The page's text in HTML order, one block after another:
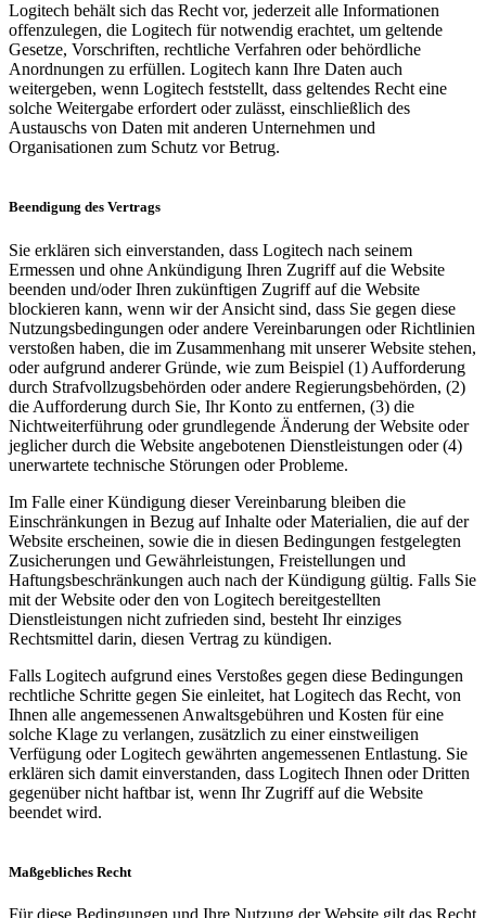
Logitech behält sich das Recht vor, jederzeit alle Informationen
offenzulegen, die Logitech für notwendig erachtet, um geltende
Gesetze, Vorschriften, rechtliche Verfahren oder behördliche
Anordnungen zu erfüllen. Logitech kann Ihre Daten auch
weitergeben, wenn Logitech feststellt, dass geltendes Recht eine
solche Weitergabe erfordert oder zulässt, einschließlich des
Austauschs von Daten mit anderen Unternehmen und
Organisationen zum Schutz vor Betrug.
Beendigung des Vertrags
Sie erklären sich einverstanden, dass Logitech nach seinem
Ermessen und ohne Ankündigung Ihren Zugriff auf die Website
beenden und/oder Ihren zukünftigen Zugriff auf die Website
blockieren kann, wenn wir der Ansicht sind, dass Sie gegen diese
Nutzungsbedingungen oder andere Vereinbarungen oder Richtlinien
verstoßen haben, die im Zusammenhang mit unserer Website stehen,
oder aufgrund anderer Gründe, wie zum Beispiel (1) Aufforderung
durch Strafvollzugsbehörden oder andere Regierungsbehörden, (2)
die Aufforderung durch Sie, Ihr Konto zu entfernen, (3) die
Nichtweiterführung oder grundlegende Änderung der Website oder
jeglicher durch die Website angebotenen Dienstleistungen oder (4)
unerwartete technische Störungen oder Probleme.
Im Falle einer Kündigung dieser Vereinbarung bleiben die
Einschränkungen in Bezug auf Inhalte oder Materialien, die auf der
Website erscheinen, sowie die in diesen Bedingungen festgelegten
Zusicherungen und Gewährleistungen, Freistellungen und
Haftungsbeschränkungen auch nach der Kündigung gültig. Falls Sie
mit der Website oder den von Logitech bereitgestellten
Dienstleistungen nicht zufrieden sind, besteht Ihr einziges
Rechtsmittel darin, diesen Vertrag zu kündigen.
Falls Logitech aufgrund eines Verstoßes gegen diese Bedingungen
rechtliche Schritte gegen Sie einleitet, hat Logitech das Recht, von
Ihnen alle angemessenen Anwaltsgebühren und Kosten für eine
solche Klage zu verlangen, zusätzlich zu einer einstweiligen
Verfügung oder Logitech gewährten angemessenen Entlastung. Sie
erklären sich damit einverstanden, dass Logitech Ihnen oder Dritten
gegenüber nicht haftbar ist, wenn Ihr Zugriff auf die Website
beendet wird.
Maßgebliches Recht
Für diese Bedingungen und Ihre Nutzung der Website gilt das Recht